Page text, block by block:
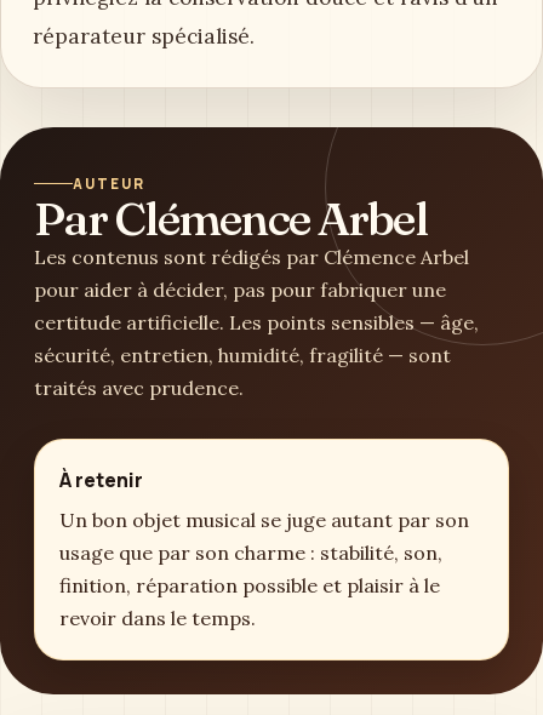
réparateur spécialisé.
AUTEUR
Par Clémence Arbel
Les contenus sont rédigés par Clémence Arbel
pour aider à décider, pas pour fabriquer une
certitude artificielle. Les points sensibles — âge,
sécurité, entretien, humidité, fragilité — sont
traités avec prudence.
À retenir
Un bon objet musical se juge autant par son
usage que par son charme : stabilité, son,
finition, réparation possible et plaisir à le
revoir dans le temps.